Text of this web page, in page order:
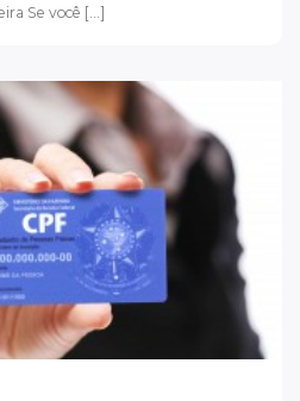
Se você [...]